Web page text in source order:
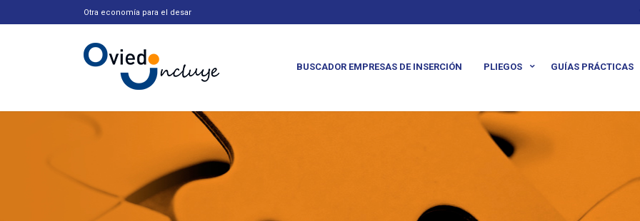
Otra economía para el desarrollo
_
BUSCADOR EMPRESAS DE INSERCIÓN PLIEGOS GUÍAS PRÁCTICAS